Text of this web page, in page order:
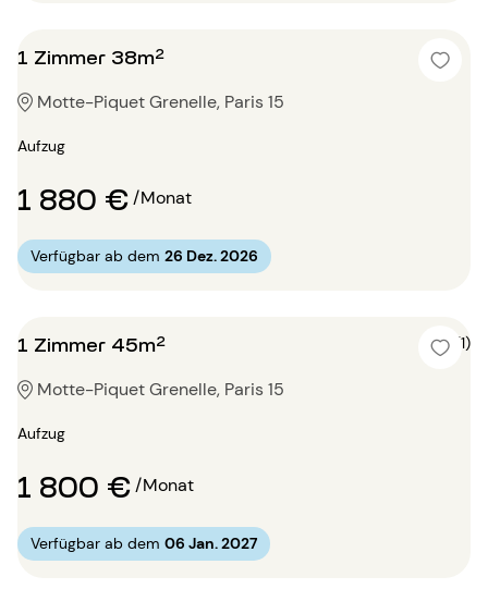
1 Zimmer 38m²
Motte-Piquet Grenelle, Paris 15
Aufzug
1 880 €/Monat
Verfügbar ab dem 26 Dez. 2026
1 Zimmer 45m² 5 (1)
Motte-Piquet Grenelle, Paris 15
Aufzug
1 800 €/Monat
Verfügbar ab dem 06 Jan. 2027